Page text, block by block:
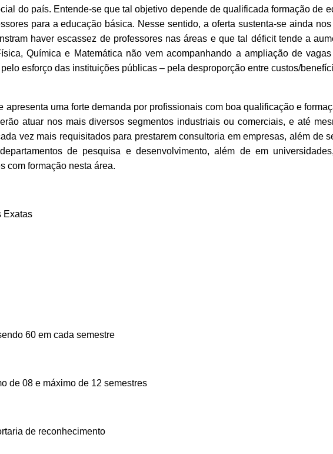
do país. Entende-se que tal objetivo depende de qualificada formação de
para a educação básica. Nesse sentido, a oferta sustenta-se ainda
haver escassez de professores nas áreas e que tal déficit tende a
Química e Matemática não vem acompanhando a ampliação de
esforço das instituições públicas – pela desproporção entre custos/
apresenta uma forte demanda por profissionais com boa qualificação e
atuar nos mais diversos segmentos industriais ou comerciais, e até
vez mais requisitados para prestarem consultoria em empresas, além de
de pesquisa e desenvolvimento, além de em
com formação nesta área.
Exatas
60 em cada semestre
de 08 e máximo de 12 semestres
de reconhecimento